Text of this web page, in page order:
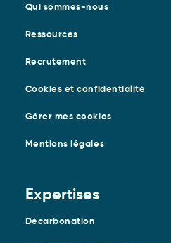
Qui sommes-nous
Ressources
Recrutement
Cookies et confidentialité
Gérer mes cookies
Mentions légales
Expertises
Décarbonation